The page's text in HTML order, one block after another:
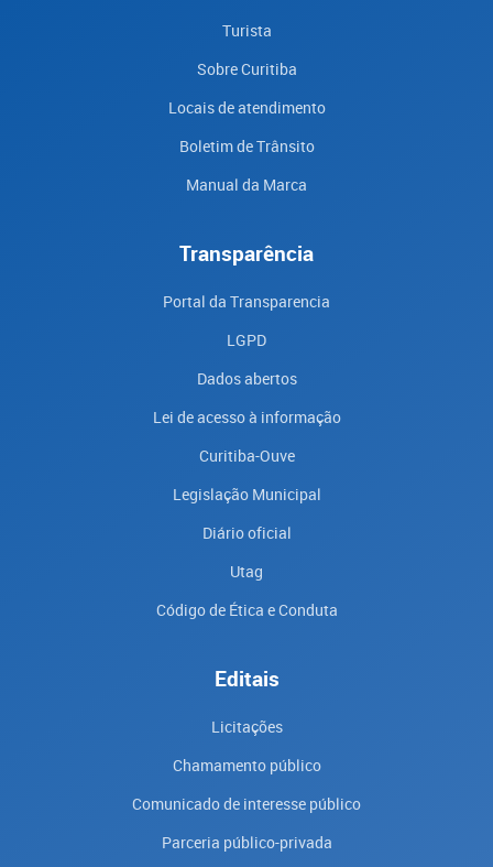
Turista
Sobre Curitiba
Locais de atendimento
Boletim de Trânsito
Manual da Marca
Transparência
Portal da Transparencia
LGPD
Dados abertos
Lei de acesso à informação
Curitiba-Ouve
Legislação Municipal
Diário oficial
Utag
Código de Ética e Conduta
Editais
Licitações
Chamamento público
Comunicado de interesse público
Parceria público-privada